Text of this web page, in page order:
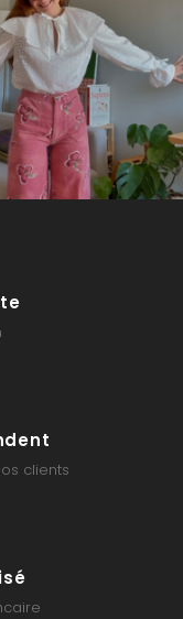
clients